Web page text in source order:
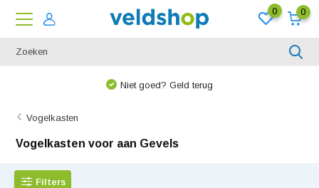
0 0
We denken graag met u mee!
Vogelkasten
Vogelkasten voor aan Gevels
Filters